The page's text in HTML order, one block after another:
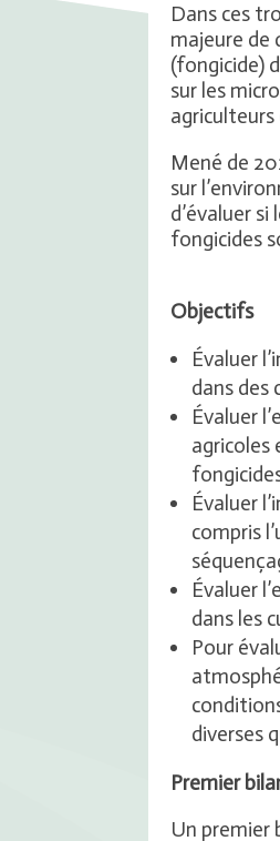
Dans ces
majeure de
(fongicide)
sur les
Mené de
sur
d’évaluer
fongicides
Objectifs
Évaluer
dans
Évaluer
agricoles
Évaluer
compris
Évaluer
dans les
Pour
diverses
Premier
Un premier